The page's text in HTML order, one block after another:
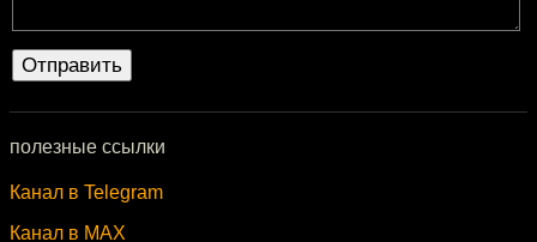
полезные ссылки
Канал в Telegram
Канал в MAX